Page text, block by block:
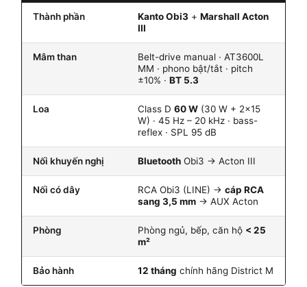
Thành phần Kanto Obi3 + Marshall Acton
III
Mâm than
Belt-drive manual · AT3600L
MM · phono bật/tắt · pitch
±10% · BT 5.3
Loa Class D 60 W (30 W + 2×15
W) · 45 Hz – 20 kHz · bass-
reflex · SPL 95 dB
Nối khuyến nghị Bluetooth Obi3 → Acton III
Nối có dây RCA Obi3 (LINE) → cáp RCA
sang 3,5 mm → AUX Acton
Phòng Phòng ngủ, bếp, căn hộ < 25
m²
Bảo hành 12 tháng chính hãng District M